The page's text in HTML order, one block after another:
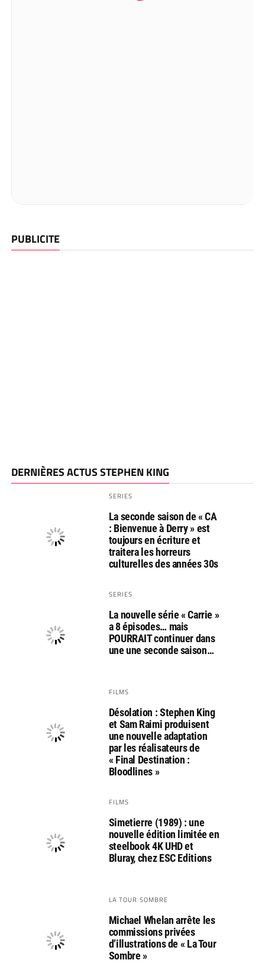
PUBLICITE
DERNIÈRES ACTUS STEPHEN KING
SERIES
La seconde saison de « CA
: Bienvenue à Derry » est
toujours en écriture et
traitera les horreurs
culturelles des années 30s
SERIES
La nouvelle série « Carrie »
a 8 épisodes… mais
POURRAIT continuer dans
une une seconde saison…
FILMS
Désolation : Stephen King
et Sam Raimi produisent
une nouvelle adaptation
par les réalisateurs de
« Final Destination :
Bloodlines »
FILMS
Simetierre (1989) : une
nouvelle édition limitée en
steelbook 4K UHD et
Bluray, chez ESC Editions
LA TOUR SOMBRE
Michael Whelan arrête les
commissions privées
d’illustrations de « La Tour
Sombre »